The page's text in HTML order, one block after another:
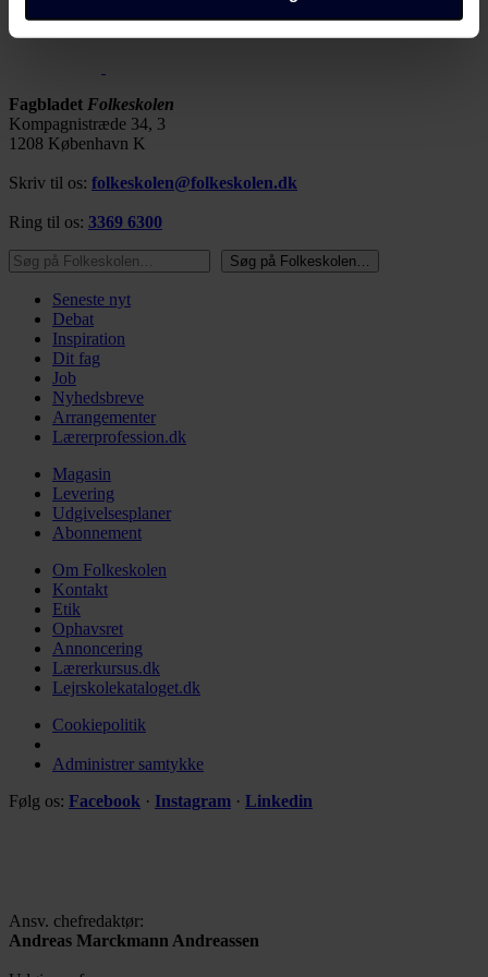
domæner. Få mere at vide om, hvem vi er, hvordan du
kan kontakte os, og hvordan vi behandler persondata i
https://www.folkeskolen.dk/persondata/
Fagbladet Folkeskolen
Kompagnistræde 34, 3
1208 København K
Skriv til os: folkeskolen@folkeskolen.dk
Ring til os: 3369 6300
Søg på Folkeskolen…
Søg på Folkeskolen…
Seneste nyt
Debat
Inspiration
Dit fag
Job
Nyhedsbreve
Arrangementer
Lærerprofession.dk
Magasin
Levering
Udgivelsesplaner
Abonnement
Om Folkeskolen
Kontakt
Etik
Ophavsret
Annoncering
Lærerkursus.dk
Lejrskolekataloget.dk
Cookiepolitik
Administrer samtykke
Følg os: Facebook · Instagram · Linkedin
Ansv. chefredaktør:
Andreas Marckmann Andreassen